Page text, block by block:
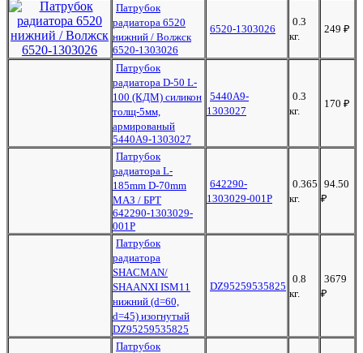
Патрубок
радиатора 6520
нижний / Волжск
6520-1303026
6520-1303026
0.3
кг.
249 ₽
Патрубок
радиатора D-50 L-
100 (КДМ) силикон
толщ-5мм,
армированый
5440A9-1303027
5440A9-
1303027
0.3
кг.
170 ₽
Патрубок
радиатора L-
185mm D-70mm
МАЗ / БРТ
642290-1303029-
001Р
642290-
1303029-001Р
0.365
кг.
94.50
₽
Патрубок
радиатора
SHACMAN/
SHAANXI ISM11
нижний (d=60,
d=45) изогнутый
DZ95259535825
DZ95259535825
0.8
кг.
3679
₽
Патрубок